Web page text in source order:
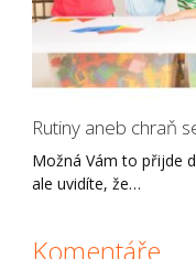
Rutiny aneb chraň
Možná Vám to přijde
ale uvidíte, že…
Komentáře